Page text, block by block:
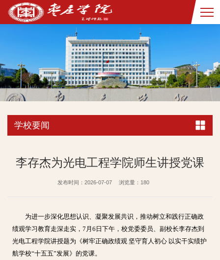
学校要闻
李存杰为光电工程学院师生讲授党课
发布时间：2026-07-07 浏览量： 180
为进一步深化思想认识、凝聚发展共识，推动树立和践行正确政
绩观学习教育走深走实，7月6日下午，校党委委员、副校长李存杰到
光电工程学院讲授题为《树牢正确政绩观 坚守育人初心 以实干实绩护
航学校“十五五”发展》的党课。